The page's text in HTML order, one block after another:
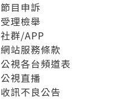
節目申訴
受理檢舉
社群/APP
網站服務條款
公視各台頻道表
公視直播
收訊不良公告